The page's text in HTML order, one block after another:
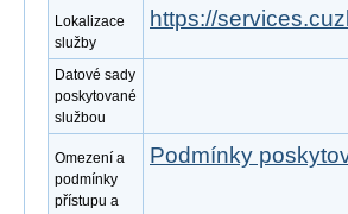
Lokalizace
služby
https://
Datové sady
poskytované
službou
Omezení a
podmínky
přístupu a
Podmínky